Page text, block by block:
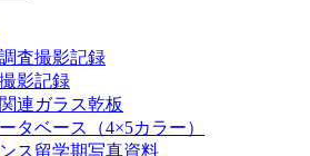
査撮影記録
影記録
連ガラス乾板
タベース（4×5カラー）
ス留学期写真資料